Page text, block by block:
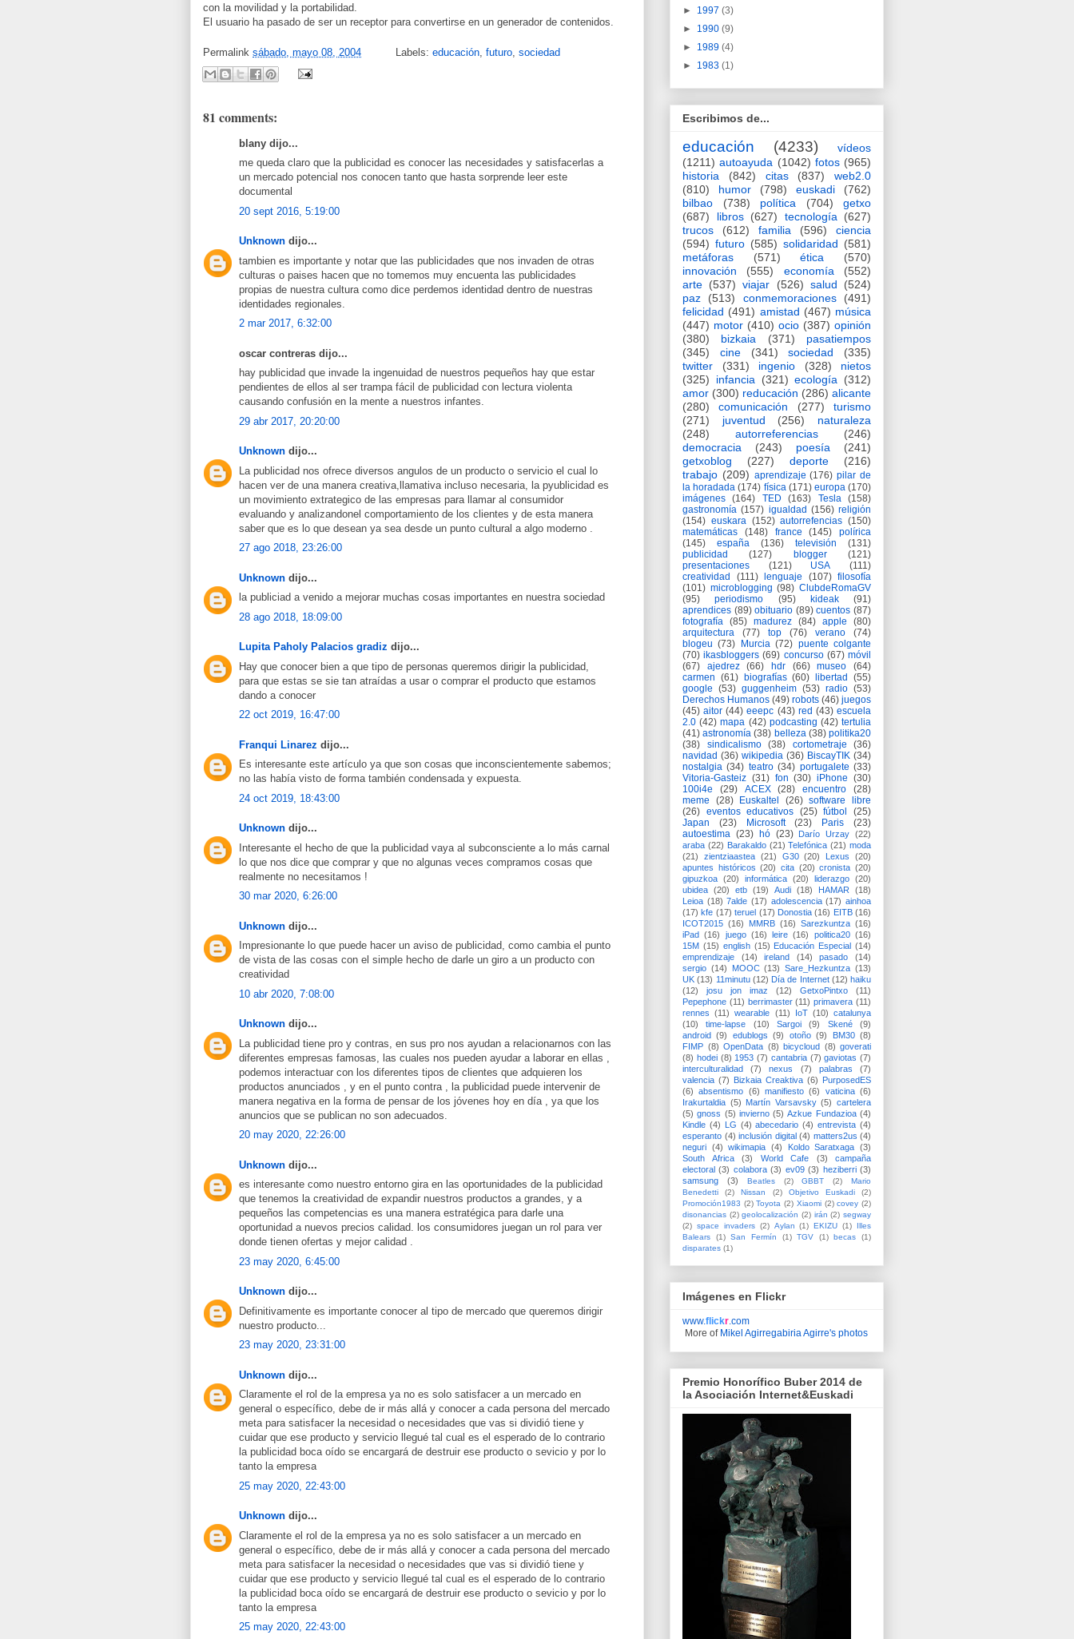
con la movilidad y la portabilidad.
El usuario ha pasado de ser un receptor para convertirse en un generador de contenidos.
Permalink sábado, mayo 08, 2004 Labels: educación, futuro, sociedad
81 comments:
blany dijo...
me queda claro que la publicidad es conocer las necesidades y satisfacerlas a
un mercado potencial nos conocen tanto que hasta sorprende leer este
documental
20 sept 2016, 5:19:00
Unknown dijo...
tambien es importante y notar que las publicidades que nos invaden de otras
culturas o paises hacen que no tomemos muy encuenta las publicidades
propias de nuestra cultura como dice perdemos identidad dentro de nuestras
identidades regionales.
2 mar 2017, 6:32:00
oscar contreras dijo...
hay publicidad que invade la ingenuidad de nuestros pequeños hay que estar
pendientes de ellos al ser trampa fácil de publicidad con lectura violenta
causando confusión en la mente a nuestros infantes.
29 abr 2017, 20:20:00
Unknown dijo...
La publicidad nos ofrece diversos angulos de un producto o servicio el cual lo
hacen ver de una manera creativa,llamativa incluso necesaria, la pyublicidad es
un movimiento extrategico de las empresas para llamar al consumidor
evaluando y analizandonel comportamiento de los clientes y de esta manera
saber que es lo que desean ya sea desde un punto cultural a algo moderno .
27 ago 2018, 23:26:00
Unknown dijo...
la publiciad a venido a mejorar muchas cosas importantes en nuestra sociedad
28 ago 2018, 18:09:00
Lupita Paholy Palacios gradiz dijo...
Hay que conocer bien a que tipo de personas queremos dirigir la publicidad,
para que estas se sie tan atraídas a usar o comprar el producto que estamos
dando a conocer
22 oct 2019, 16:47:00
Franqui Linarez dijo...
Es interesante este artículo ya que son cosas que inconscientemente sabemos;
no las había visto de forma también condensada y expuesta.
24 oct 2019, 18:43:00
Unknown dijo...
Interesante el hecho de que la publicidad vaya al subconsciente a lo más carnal
lo que nos dice que comprar y que no algunas veces compramos cosas que
realmente no necesitamos !
30 mar 2020, 6:26:00
Unknown dijo...
Impresionante lo que puede hacer un aviso de publicidad, como cambia el punto
de vista de las cosas con el simple hecho de darle un giro a un producto con
creatividad
10 abr 2020, 7:08:00
Unknown dijo...
La publicidad tiene pro y contras, en sus pro nos ayudan a relacionarnos con las
diferentes empresas famosas, las cuales nos pueden ayudar a laborar en ellas ,
podemos interactuar con los diferentes tipos de clientes que adquieren los
productos anunciados , y en el punto contra , la publicidad puede intervenir de
manera negativa en la forma de pensar de los jóvenes hoy en día , ya que los
anuncios que se publican no son adecuados.
20 may 2020, 22:26:00
Unknown dijo...
es interesante como nuestro entorno gira en las oportunidades de la publicidad
que tenemos la creatividad de expandir nuestros productos a grandes, y a
pequeños las competencias es una manera estratégica para darle una
oportunidad a nuevos precios calidad. los consumidores juegan un rol para ver
donde tienen ofertas y mejor calidad .
23 may 2020, 6:45:00
Unknown dijo...
Definitivamente es importante conocer al tipo de mercado que queremos dirigir
nuestro producto...
23 may 2020, 23:31:00
Unknown dijo...
Claramente el rol de la empresa ya no es solo satisfacer a un mercado en
general o específico, debe de ir más allá y conocer a cada persona del mercado
meta para satisfacer la necesidad o necesidades que vas si dividió tiene y
cuidar que ese producto y servicio llegué tal cual es el esperado de lo contrario
la publicidad boca oído se encargará de destruir ese producto o sevicio y por lo
tanto la empresa
25 may 2020, 22:43:00
Unknown dijo...
Claramente el rol de la empresa ya no es solo satisfacer a un mercado en
general o específico, debe de ir más allá y conocer a cada persona del mercado
meta para satisfacer la necesidad o necesidades que vas si dividió tiene y
cuidar que ese producto y servicio llegué tal cual es el esperado de lo contrario
la publicidad boca oído se encargará de destruir ese producto o sevicio y por lo
tanto la empresa
25 may 2020, 22:43:00
► 1997 (3)
► 1990 (9)
► 1989 (4)
► 1983 (1)
Escribimos de...
educación (4233)
vídeos
(1211) autoayuda (1042) fotos (965)
historia
(842) citas (837)
web2.0
(810)
humor (798) euskadi
(762)
bilbao
(738) política (704)
getxo
(687)
libros (627) tecnología
(627)
trucos
(612) familia (596)
ciencia
(594) futuro (585) solidaridad (581)
metáforas
(571) ética
(570)
innovación
(555) economía
(552)
arte (537) viajar (526) salud
(524)
paz
(513) conmemoraciones
(491)
felicidad (491) amistad (467) música
(447) motor (410) ocio (387) opinión
(380)
bizkaia (371)
pasatiempos
(345)
cine (341) sociedad
(335)
twitter
(331) ingenio (328)
nietos
(325)
infancia (321) ecología
(312)
amor (300) reducación (286) alicante
(280)
comunicación (277)
turismo
(271)
juventud (256)
naturaleza
(248)
autorreferencias
(246)
democracia
(243) poesía
(241)
getxoblog
(227) deporte
(216)
trabajo (209) aprendizaje (176) pilar de
la horadada (174) física (171) europa (170)
imágenes
(164) TED (163) Tesla
(158)
gastronomía (157) igualdad (156) religión
(154) euskara (152) autorrefencias (150)
matemáticas
(148) france (145)
polírica
(145)
españa (136) televisión
(131)
publicidad
(127) blogger
(121)
presentaciones
(121) USA
(111)
creatividad
(111) lenguaje (107) filosofía
(101) microblogging (98) ClubdeRomaGV
(95)
periodismo (95) kideak
(91)
aprendices (89) obituario (89) cuentos (87)
fotografía (85) madurez (84) apple
(80)
arquitectura
(77) top (76) verano
(74)
blogeu (73) Murcia (72) puente colgante
(70) ikasbloggers (69) concurso (67) móvil
(67)
ajedrez (66) hdr (66) museo
(64)
carmen (61) biografías (60) libertad
(55)
google (53) guggenheim (53) radio (53)
Derechos Humanos (49) robots (46) juegos
(45) aitor (44) eeepc (43) red (43) escuela
2.0 (42) mapa (42) podcasting (42) tertulia
(41) astronomía (38) belleza (38) politika20
(38)
sindicalismo (38) cortometraje
(36)
navidad (36) wikipedia (36) BiscayTIK (34)
nostalgia (34) teatro (34) portugalete (33)
Vitoria-Gasteiz (31) fon (30) iPhone (30)
100i4e
(29) ACEX (28) encuentro
(28)
meme
(28) Euskaltel (26) software libre
(26) eventos educativos (25) fútbol
(25)
Japan
(23) Microsoft (23) Paris
(23)
autoestima (23) hó (23) Darío Urzay (22)
araba (22) Barakaldo (21) Telefónica (21) moda
(21)
zientziaastea (21) G30 (20) Lexus
(20)
apuntes históricos (20) cita (20) cronista (20)
gipuzkoa (20) informática (20) liderazgo (20)
ubidea (20) etb (19) Audi (18) HAMAR
(18)
Leioa (18) 7alde (17) adolescencia (17) ainhoa
(17) kfe (17) teruel (17) Donostia (16) EITB (16)
ICOT2015 (16) MMRB (16) Sarezkuntza (16)
iPad (16) juego (16) leire (16) politica20 (16)
15M (15) english (15) Educación Especial (14)
emprendizaje
(14) ireland (14) pasado
(14)
sergio (14) MOOC (13) Sare_Hezkuntza (13)
UK (13) 11minutu (12) Día de Internet (12) haiku
(12)
josu jon imaz (12) GetxoPintxo
(11)
Pepephone (11) berrimaster (11) primavera (11)
rennes (11) wearable (11) IoT (10) catalunya
(10)
time-lapse (10) Sargoi (9) Skené
(9)
android (9) edublogs (9) otoño (9) BM30 (8)
FIMP (8) OpenData (8) bicycloud (8) goverati
(8) hodei (8) 1953 (7) cantabria (7) gaviotas (7)
interculturalidad
(7) nexus (7) palabras
(7)
valencia (7) Bizkaia Creaktiva (6) PurposedES
(6)
absentismo (6) manifiesto (6) vaticina (6)
Irakurtaldia (5) Martín Varsavsky (5) cartelera
(5) gnoss (5) invierno (5) Azkue Fundazioa (4)
Kindle (4) LG (4) abecedario (4) entrevista (4)
esperanto (4) inclusión digital (4) matters2us (4)
neguri (4) wikimapia (4) Koldo Saratxaga (3)
South Africa
(3) World Cafe (3)
campaña
electoral (3) colabora (3) ev09 (3) heziberri (3)
samsung
(3) Beatles (2) GBBT (2)
Mario
Benedetti
(2) Nissan (2) Objetivo Euskadi
(2)
Promoción1983 (2) Toyota (2) Xiaomi (2) covey (2)
disonancias (2) geolocalización (2) irán (2) segway
(2) space invaders (2) Aylan (1) EKIZU (1)
Illes
Balears
(1) San Fermín (1) TGV (1) becas
(1)
disparates (1)
Imágenes en Flickr
www.flickr .com
More of Mikel Agirregabiria Agirre's photos
Premio Honorífico Buber 2014 de
la Asociación Internet&Euskadi